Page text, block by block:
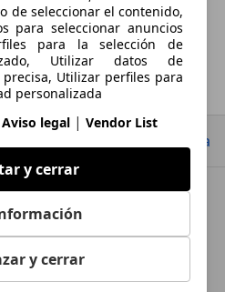
stock.
de la exactitud de la
Ir arriba
ALICANTE
empresa
de seleccionar el contenido,
para seleccionar anuncios
para la selección de
Utilizar datos de
Utilizar perfiles para
personalizada
de dispositivos o los
aleatoriamente, los
en la red), junto con otra
información y el tipo del
tamaño de la pantalla, las
etc.), pueden almacenarse
a fin de reconocerlo
a una aplicación o a una
de los finalidades que
Aviso legal | Vendor List
y cerrar
y cerrar